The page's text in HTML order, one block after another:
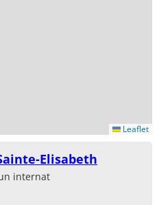
Leaflet
Elisabeth
internat